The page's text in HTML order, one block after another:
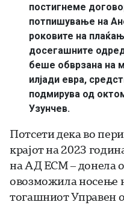
постигнеме
потпишување на
роковите на
досегашните
беше обврзана на
илјади евра,
подмирува од
Узунчев.
Потсети дека во
крајот на 2023
на АД ЕСМ – донела
овозможила носење
тогашниот Управен